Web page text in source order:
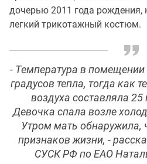
дочерью 2011 года рождения,
легкий трикотажный костюм.
- Температура в
градусов тепла, тогда как
воздуха составляла 25
Девочка спала возле
Утром мать обнаружила,
признаков жизни, -
СУСК РФ по ЕАО